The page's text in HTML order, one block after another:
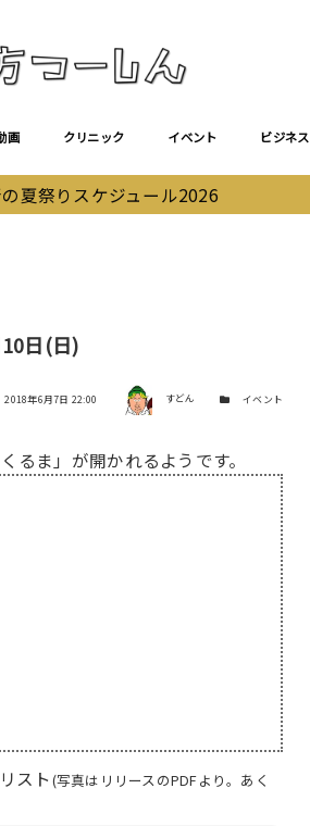
画 クリニック イベント ビジネス
夏祭りスケジュール2026
日(日)
投稿日
2018年6月7日 22:00 著者 すどん カテゴリー
イベント
ま」が開かれるようです。
スト (写真はリリースのPDFより。あく